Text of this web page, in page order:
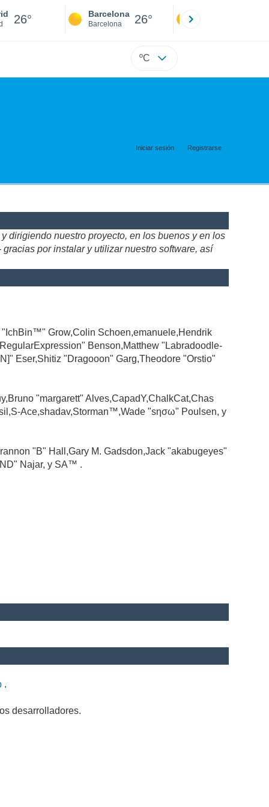
26° Barcelona
Barcelona 26°
ºC
Iniciar sesión Registrarse
dirigiendo nuestro proyecto, en los buenos y en los
por instalar y utilizar nuestro software, así
Grow,Colin Schoen,emanuele,Hendrik
Benson,Matthew "Labradoodle-
Eser,Shitiz "Dragooon" Garg,Theodore "Orstio"
"margarett" Alves,CapadY,ChalkCat,Chas
Ace,shadav,Storman™,Wade "sησω" Poulsen, y
"B" Hall,Gary M. Gadsdon,Jack "akabugeyes"
Najar, y SA™ .
.
desarrolladores.